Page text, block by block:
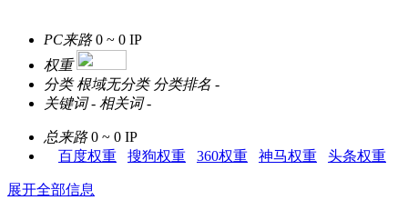
PC来路 0 ~ 0 IP
权重
分类 根域无分类 分类排名 -
关键词 - 相关词 -
总来路 0 ~ 0 IP
百度权重
搜狗权重 360权重 神马权重 头条权重
展开全部信息